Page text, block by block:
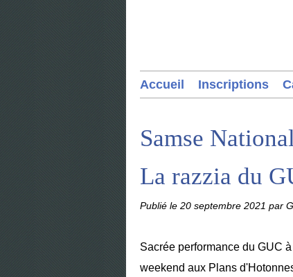
Accueil Inscriptions
Samse
La razzia du
Publié le 20 septembre 2021 par
Sacrée performance du GUC
weekend aux Plans